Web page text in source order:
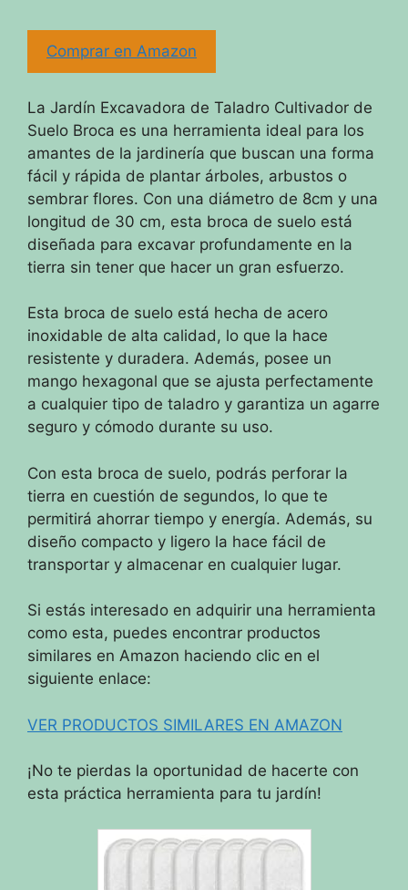
Comprar en Amazon
La Jardín Excavadora de Taladro Cultivador de
Suelo Broca es una herramienta ideal para los
amantes de la jardinería que buscan una forma
fácil y rápida de plantar árboles, arbustos o
sembrar flores. Con una diámetro de 8cm y una
longitud de 30 cm, esta broca de suelo está
diseñada para excavar profundamente en la
tierra sin tener que hacer un gran esfuerzo.
Esta broca de suelo está hecha de acero
inoxidable de alta calidad, lo que la hace
resistente y duradera. Además, posee un
mango hexagonal que se ajusta perfectamente
a cualquier tipo de taladro y garantiza un agarre
seguro y cómodo durante su uso.
Con esta broca de suelo, podrás perforar la
tierra en cuestión de segundos, lo que te
permitirá ahorrar tiempo y energía. Además, su
diseño compacto y ligero la hace fácil de
transportar y almacenar en cualquier lugar.
Si estás interesado en adquirir una herramienta
como esta, puedes encontrar productos
similares en Amazon haciendo clic en el
siguiente enlace:
VER PRODUCTOS SIMILARES EN AMAZON
¡No te pierdas la oportunidad de hacerte con
esta práctica herramienta para tu jardín!